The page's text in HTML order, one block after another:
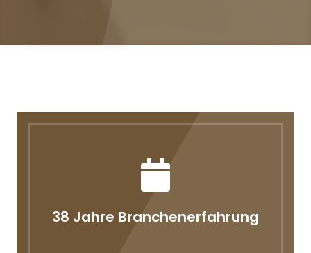
38 Jahre Branchenerfahrung